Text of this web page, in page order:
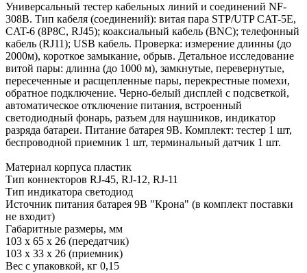
Универсальный тестер кабельных линий и соединений NF-
308B. Тип кабеля (соединений): витая пара STP/UTP CAT-5E,
CAT-6 (8P8C, RJ45); коаксиальный кабель (BNC); телефонный
кабель (RJ11); USB кабель. Проверка: измерение длинны (до
2000м), короткое замыкание, обрыв. Детальное исследование
витой пары: длинна (до 1000 м), замкнутые, перевернутые,
пересеченные и расщепленные пары, перекрестные помехи,
обратное подключение. Черно-белый дисплей с подсветкой,
автоматическое отключение питания, встроенный
светодиодный фонарь, разъем для наушников, индикатор
разряда батареи. Питание батарея 9В. Комплект: тестер 1 шт,
беспроводной приемник 1 шт, терминальный датчик 1 шт.
Материал корпуса пластик
Тип коннекторов RJ-45, RJ-12, RJ-11
Тип индикатора светодиод
Источник питания батарея 9В "Крона" (в комплект поставки
не входит)
Габаритные размеры, мм
103 х 65 х 26 (передатчик)
103 х 33 х 26 (приемник)
Вес с упаковкой, кг 0,15